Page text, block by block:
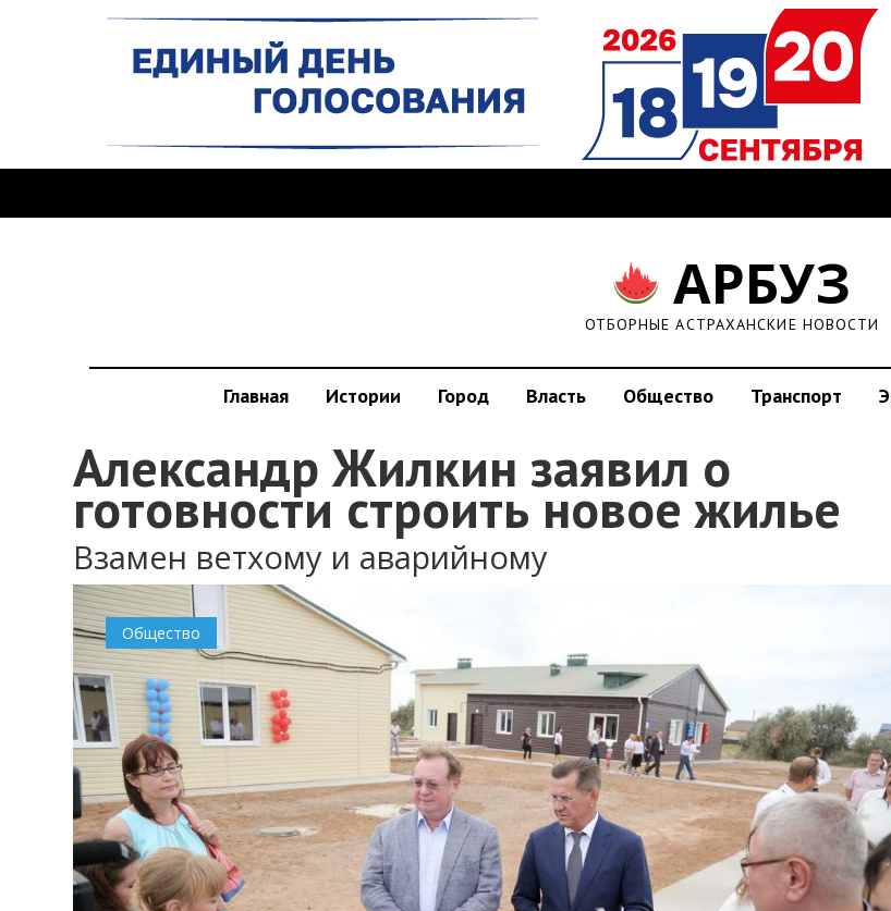
АРБУЗ
ОТБОРНЫЕ АСТРАХАНСКИЕ НОВОСТИ
Главная Истории Город Власть Общество Транспорт
Александр Жилкин заявил о
готовности строить новое жилье
Взамен ветхому и аварийному
Общество